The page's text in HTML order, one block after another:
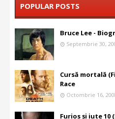
POPULAR POSTS
Bruce Lee -
Septembrie 30,
Cursă mortală
Race
Octombrie 16,
Furios și iute 10